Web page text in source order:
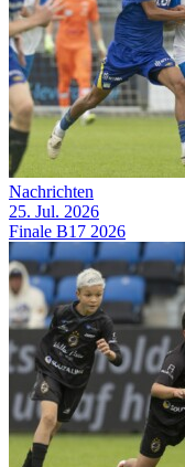
Nachrichten
25. Jul. 2026
Finale B17 2026